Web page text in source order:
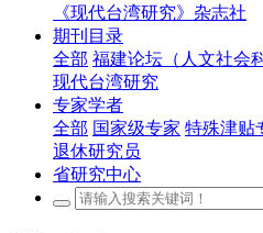
《现代台湾研究》杂志社
期刊目录
全部 福建论坛（人文社会
现代台湾研究
专家学者
全部 国家级专家 特殊津贴
退休研究员
省研究中心